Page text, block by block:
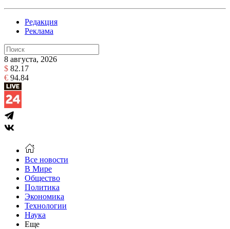
Редакция
Реклама
8 августа, 2026
$ 82.17
€ 94.84
Все новости
В Мире
Общество
Политика
Экономика
Технологии
Наука
Еще